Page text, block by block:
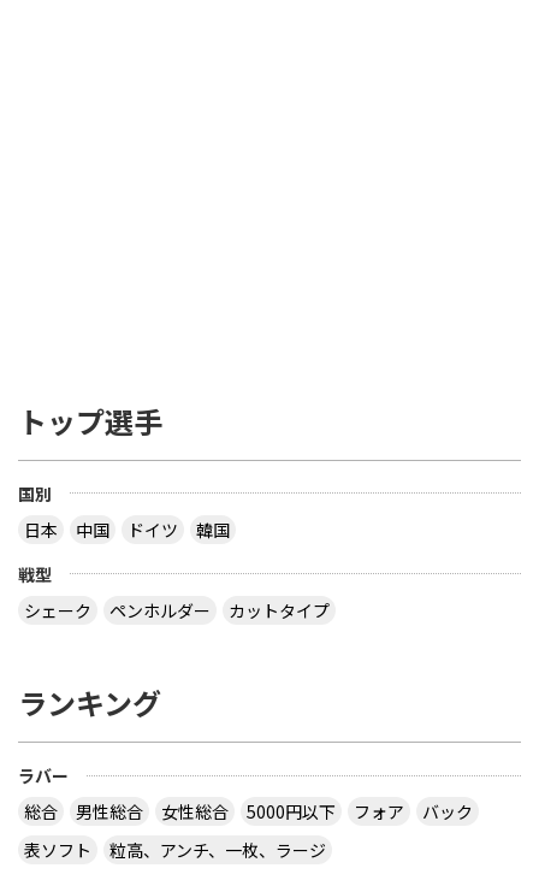
トップ選手
国別
日本
中国 ドイツ
韓国
戦型
シェーク
ペンホルダー カットタイプ
ランキング
ラバー
総合
男性総合 女性総合 5000円以下 フォア
バック
表ソフト
粒高、アンチ、一枚、ラージ